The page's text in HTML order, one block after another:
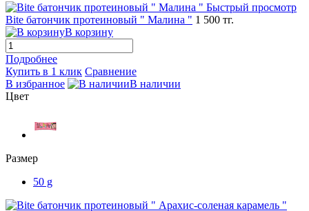
Быстрый просмотр
Bite батончик протеиновый " Малина " 1 500 тг.
В корзину
Подробнее
Купить в 1 клик Сравнение
В избранное
В наличии
Цвет
Размер
50 g